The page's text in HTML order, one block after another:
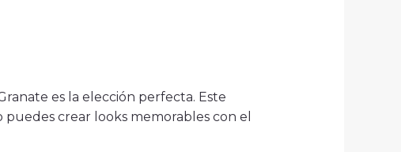
es la elección perfecta. Este
crear looks memorables con el